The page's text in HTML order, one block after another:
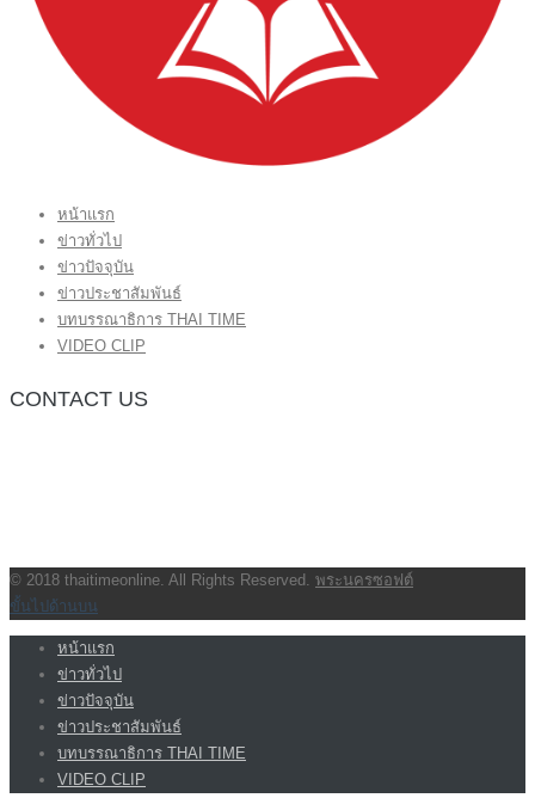
หน้าแรก
ข่าวทั่วไป
ข่าวปัจจุบัน
ข่าวประชาสัมพันธ์
บทบรรณาธิการ THAI TIME
VIDEO CLIP
CONTACT US
© 2018 thaitimeonline. All Rights Reserved. พระนครซอฟต์
ขั้นไปด้านบน
หน้าแรก
ข่าวทั่วไป
ข่าวปัจจุบัน
ข่าวประชาสัมพันธ์
บทบรรณาธิการ THAI TIME
VIDEO CLIP